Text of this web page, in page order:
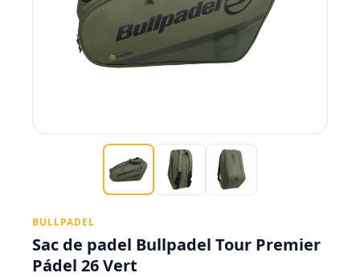
BULLPADEL
Sac de padel Bullpadel Tour Premier
Pádel 26 Vert